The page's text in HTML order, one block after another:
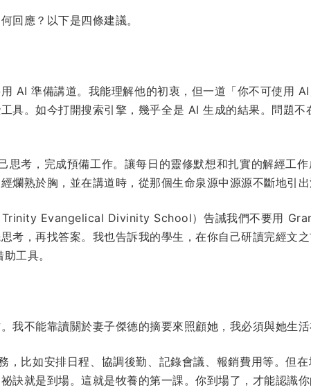
回應？以下是四條建議。
AI 準備講道。我能理解他的初衷，但一道「你不可使用
具。如今打開搜索引擎，幾乎全是 AI 生成的結果。問題不
思考，完成預備工作。讓每日的靈修默想和扎實的解經工
爛熟於胸，並在講道時，從那個生命泉源中源源不斷地引出
Trinity Evangelical Divinity School）告誡我們不要用
考，再找答案。我也告訴我的學生，在你自己研讀完經文
工具。
我不能靠讀關於妻子傑德的摘要來照顧她，我必須與她生活
，比如安排日程、協調後勤、記錄會議、報銷費用等。但
訣就是到場。這就是牧養的第一課。你到場了，才能認識